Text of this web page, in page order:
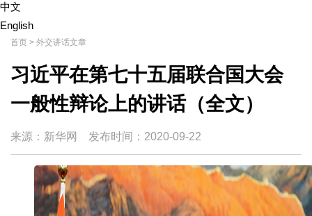
中文
English
首页 > 外交讲话文章
习近平在第七十五届联合国大会
一般性辩论上的讲话（全文）
来源：新华网 发布时间： 2020-09-22